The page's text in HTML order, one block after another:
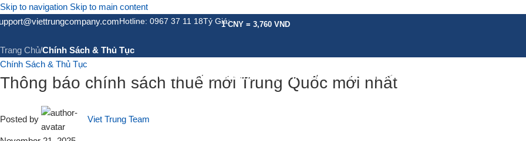
Skip to navigation Skip to main content
Hotline: 0967 37 11 18Tỷ Giá:1 CNY = 3,760 VND
GIỚI THIỆU DỊCH VỤDỊCH VỤ KHÁC BẢNG GIÁCHÍNH SÁCH
Tin Tức
Trang Chủ/Chính Sách & Thủ Tục
Chính Sách & Thủ Tục
Thông báo chính sách thuế mới Trung Quốc mới nhất
Posted by Viet Trung Team